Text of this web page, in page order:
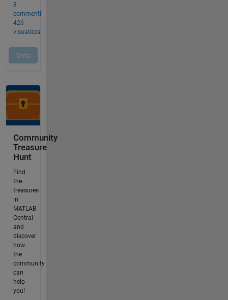
Community
Treasure
Hunt
Find
the
treasures
in
MATLAB
Central
and
discover
how
the
community
can
help
you!